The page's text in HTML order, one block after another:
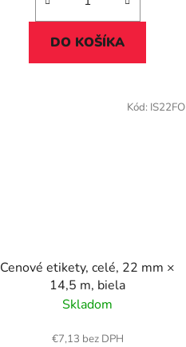
DO KOŠÍKA
Cenové etikety, celé, 22 mm ×
14,5 m, biela
Skladom
€7,13 bez DPH
Kód: IS22FO